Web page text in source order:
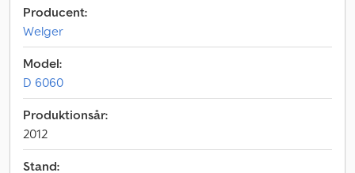
Producent:
Welger
Model:
D 6060
Produktionsår:
2012
Stand: